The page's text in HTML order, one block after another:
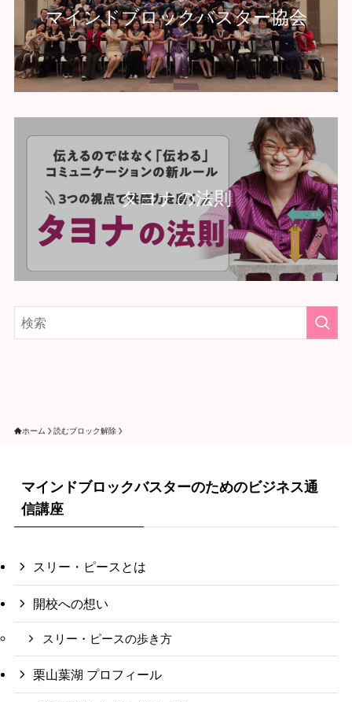
マインドブロックバスター協会
タヨナの法則
ホーム 読むブロック解除
マインドブロックバスターのためのビジネス通
信講座
スリー・ピースとは
開校への想い
スリー・ピースの歩き方
栗山葉湖 プロフィール